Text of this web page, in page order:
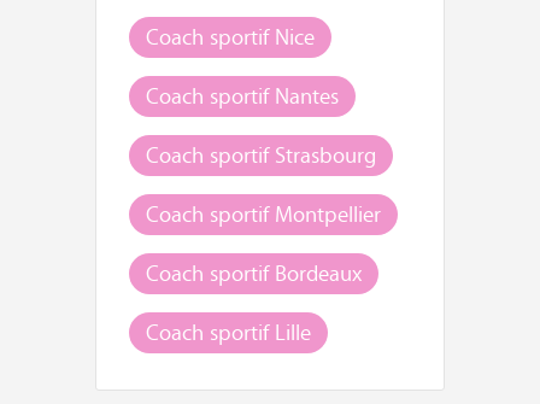
Coach sportif Nice
Coach sportif Nantes
Coach sportif Strasbourg
Coach sportif Montpellier
Coach sportif Bordeaux
Coach sportif Lille